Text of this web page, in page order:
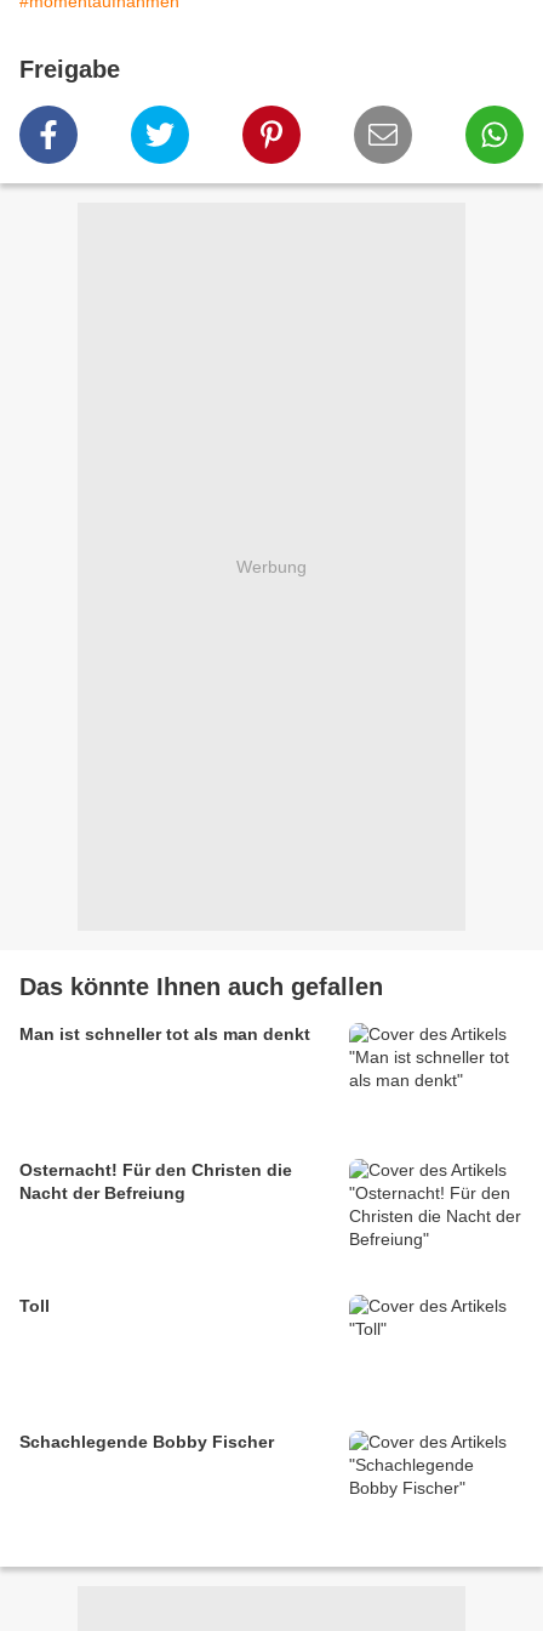
Freigabe
Werbung
Das könnte Ihnen auch gefallen
Man ist schneller tot als man denkt
Osternacht! Für den Christen die
Nacht der Befreiung
Toll
Schachlegende Bobby Fischer